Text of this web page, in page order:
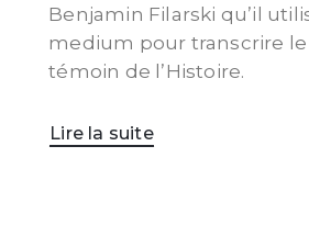
Benjamin Filarski qu’il
medium pour transcrire
témoin de l’Histoire.
Lire la suite